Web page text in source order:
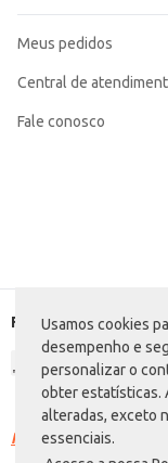
Usamos cookies
desempenho e
personalizar o
obter estatísticas.
alteradas, exceto
essenciais.
Meus pedidos
Central de
Fale conosco
Formas de
Racismo é crime.